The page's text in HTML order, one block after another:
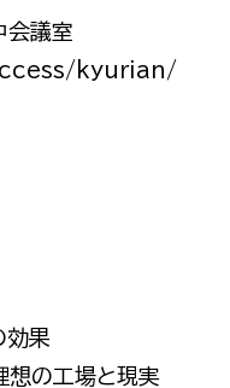
会議室
kyurian/
効果
の工場と現実